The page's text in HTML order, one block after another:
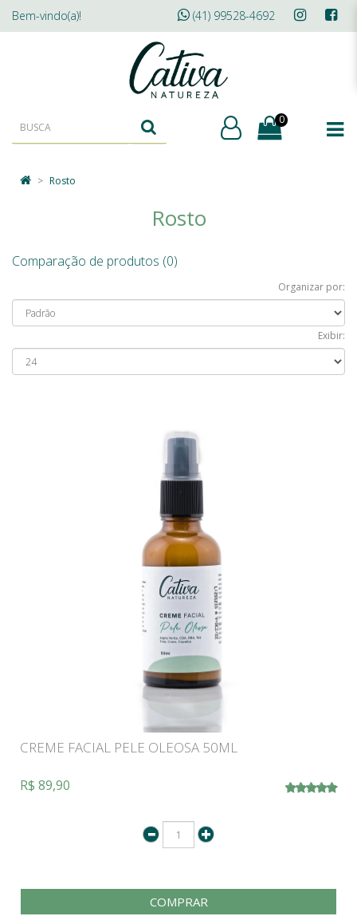
Bem-vindo(a)! (41) 99528-4692
0
Rosto
Rosto
Comparação de produtos (0)
Organizar por:
Exibir:
CREME FACIAL PELE OLEOSA 50ML
R$ 89,90
COMPRAR